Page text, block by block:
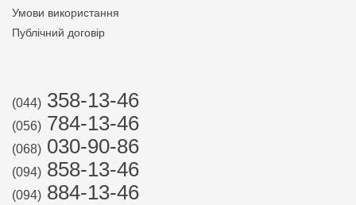
Умови використання
Публічний договір
(044) 358-13-46
(056) 784-13-46
(068) 030-90-86
(094) 858-13-46
(094) 884-13-46